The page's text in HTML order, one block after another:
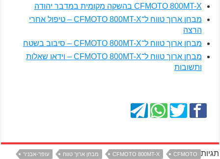
CFMOTO 800MT-X בהשקה מקומית במדבר יהודה
מבחן ארוך טווח ל־CFMOTO 800MT-X – טיפול אחרי
הרצה
מבחן ארוך טווח ל־CFMOTO 800MT-X – סיבוב בשטח
מבחן ארוך טווח ל־CFMOTO 800MT-X – וידאו שאלות
ותשובות
תגיות CFMOTO
CFMOTO 800MT-X מבחן ארוך טווח עופר-אבניר